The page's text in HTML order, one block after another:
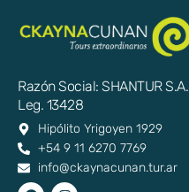
Razón Social: SHANTUR S.A.
Leg. 13428
Hipólito Yrigoyen 1929
+54 9 11 6270 7769
info@ckaynacunan.tur.ar